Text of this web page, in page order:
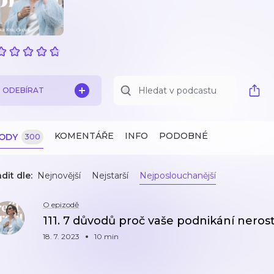
ODEBÍRAT
300 KOMENTÁŘE INFO PODOBNÉ
dle: Nejnovější Nejstarší Nejposlouchanější
O epizodě
111. 7 důvodů proč vaše podnikání
18. 7. 2023 10 min